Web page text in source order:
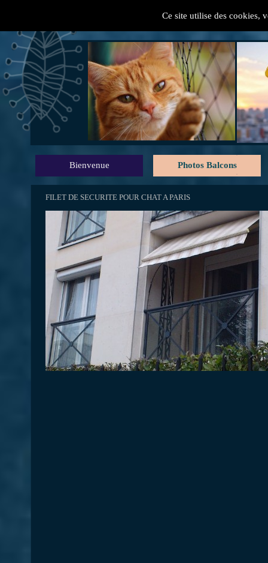
Ce site utilise des cookies,
Bienvenue Photos Balcons
" Mes conseils
FILET DE SECURITE POUR CHAT A PARIS